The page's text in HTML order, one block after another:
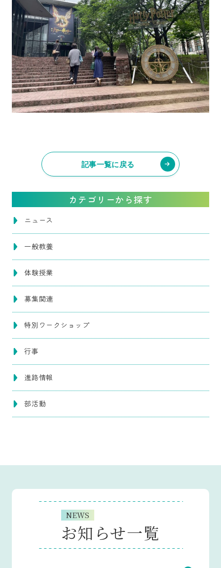
記事一覧に戻る
カテゴリーから探す
ニュース
一般教養
体験授業
募集関連
特別ワークショップ
行事
進路情報
部活動
NEWS
お知らせ一覧